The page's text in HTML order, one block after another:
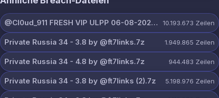
@Cl0ud_911 FRESH VIP ULPP 06-08-2026.txt 10.193.673 Zeilen
Private Russia 34 - 3.8 by @ft7links.7z 1.949.865 Zeilen
Private Russia 34 - 4.8 by @ft7links.7z 944.483 Zeilen
Private Russia 34 - 3.8 by @ft7links (2).7z 5.198.976 Zeilen